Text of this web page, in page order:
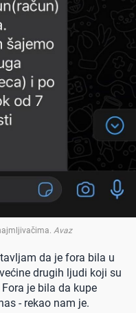
Avaz
da je fora bila u
drugih ljudi koji su
je bila da kupe
- rekao nam je.